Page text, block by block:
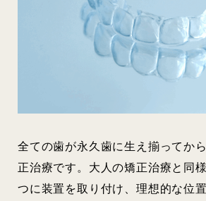
全ての歯が永久歯に生え揃ってか
正治療です。大人の矯正治療と同
つに装置を取り付け、理想的な位